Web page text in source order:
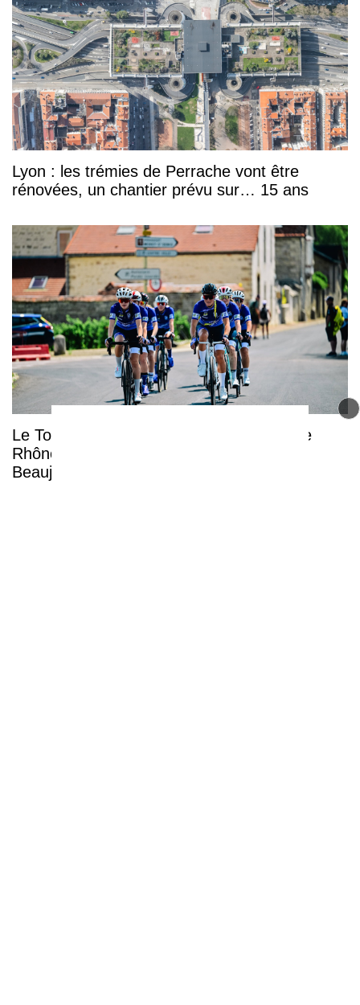
Lyon : les trémies de Perrache vont être
rénovées, un chantier prévu sur… 15 ans
Le Tour de France Femmes arrive dans le
Rhône pour une étape décisive dans le
Beaujolais